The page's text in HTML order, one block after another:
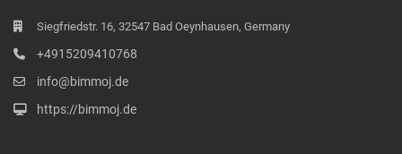
Siegfriedstr. 16, 32547 Bad Oeynhausen, Germany
+4915209410768
info@bimmoj.de
https://bimmoj.de